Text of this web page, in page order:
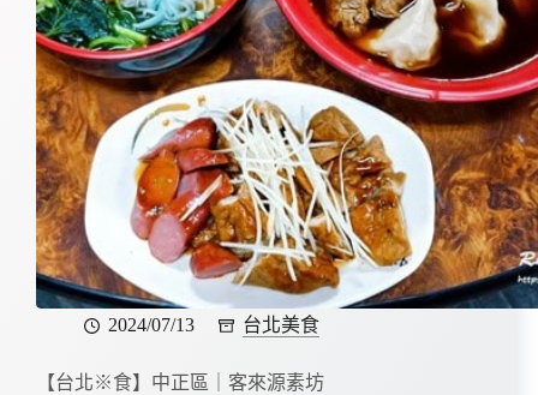
2024/07/13 台北美食
【台北※食】中正區｜客來源素坊